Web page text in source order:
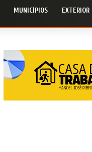
MUNICÍPIOS EXTERIOR